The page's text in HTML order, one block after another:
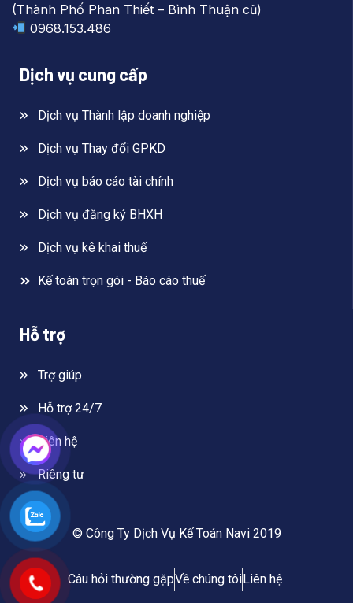
(Thành Phố Phan Thiết – Bình Thuận cũ)
0968.153.486
Dịch vụ cung cấp
Dịch vụ Thành lập doanh nghiệp
Dịch vụ Thay đổi GPKD
Dịch vụ báo cáo tài chính
Dịch vụ đăng ký BHXH
Dịch vụ kê khai thuế
Kế toán trọn gói - Báo cáo thuế
Hỗ trợ
Trợ giúp
Hỗ trợ 24/7
Liên hệ
Riêng tư
© Công Ty Dịch Vụ Kế Toán Navi 2019
Câu hỏi thường gặpVề chúng tôiLiên hệ